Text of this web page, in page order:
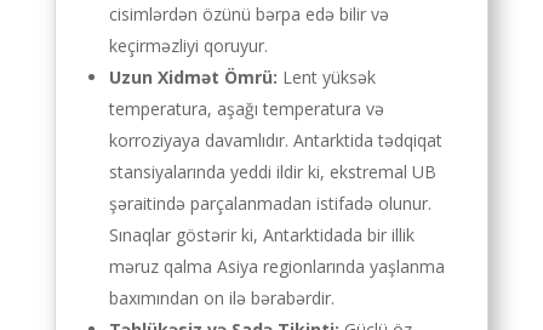
cisimlərdən özünü bərpa edə bilir və
keçirməzliyi qoruyur.
Uzun Xidmət Ömrü: Lent yüksək
temperatura, aşağı temperatura və
korroziyaya davamlıdır. Antarktida tədqiqat
stansiyalarında yeddi ildir ki, ekstremal UB
şəraitində parçalanmadan istifadə olunur.
Sınaqlar göstərir ki, Antarktidada bir illik
məruz qalma Asiya regionlarında yaşlanma
baxımından on ilə bərabərdir.